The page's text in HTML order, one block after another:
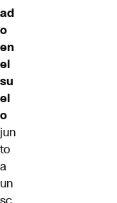
ad
o
en
el
su
el
o
jun
to
a
un